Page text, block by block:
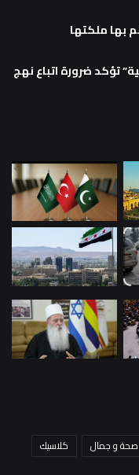
بها ملكتها
تؤكد ضرورة اتباع نهج
صحة و جمال
كلاسيك